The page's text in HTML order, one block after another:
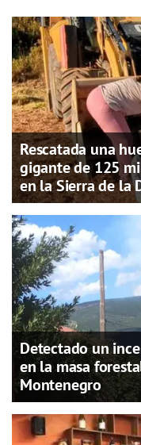
Rescatada una
gigante de 125
en la Sierra de la
Detectado un
en la masa
Montenegro